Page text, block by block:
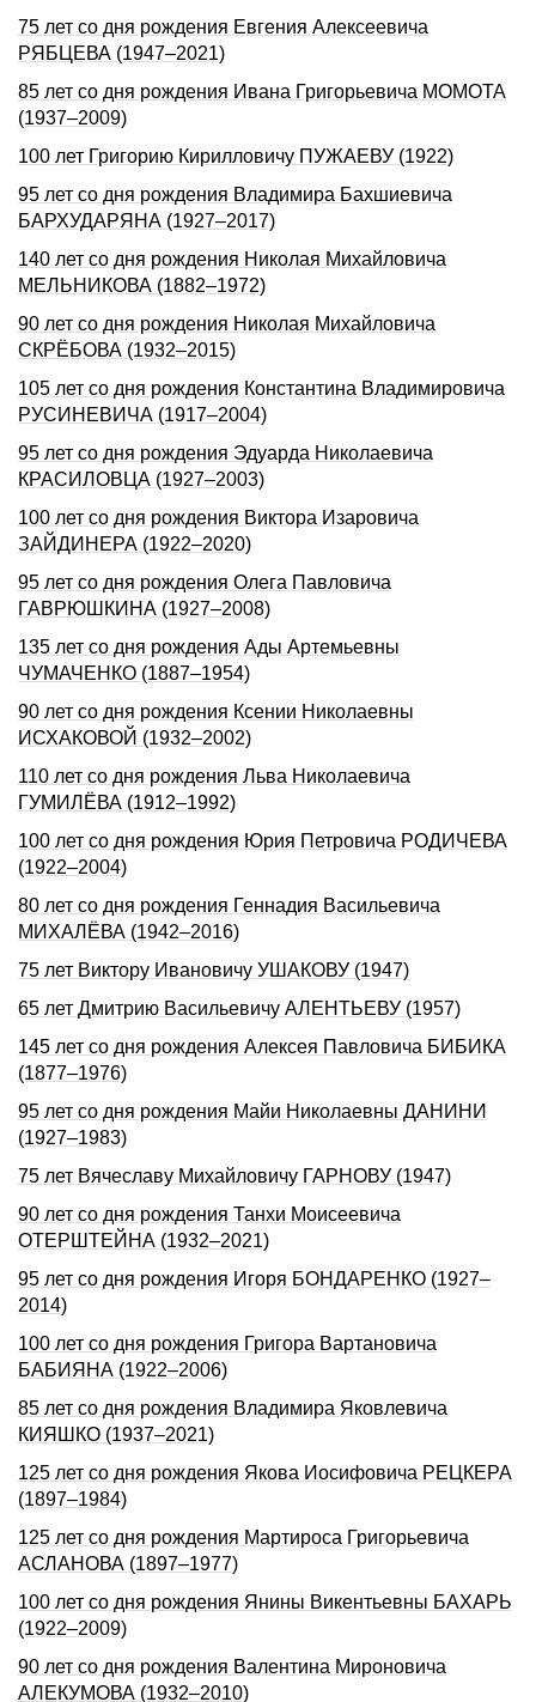
75 лет со дня рождения Евгения Алексеевича
РЯБЦЕВА (1947–2021)
85 лет со дня рождения Ивана Григорьевича МОМОТА
(1937–2009)
100 лет Григорию Кирилловичу ПУЖАЕВУ (1922)
95 лет со дня рождения Владимира Бахшиевича
БАРХУДАРЯНА (1927–2017)
140 лет со дня pождения Hиколая Михайловича
МЕЛЬHИКОВА (1882–1972)
90 лет со дня рождения Николая Михайловича
СКРЁБОВА (1932–2015)
105 лет со дня рождения Константина Владимировича
РУСИНЕВИЧА (1917–2004)
95 лет со дня рождения Эдуарда Николаевича
КРАСИЛОВЦА (1927–2003)
100 лет со дня рождения Виктора Изаровича
ЗАЙДИНЕРА (1922–2020)
95 лет со дня рождения Олега Павловича
ГАВРЮШКИНА (1927–2008)
135 лет со дня pождения Ады Аpтемьевны
ЧУМАЧЕHКО (1887–1954)
90 лет со дня рождения Ксении Николаевны
ИСХАКОВОЙ (1932–2002)
110 лет со дня рождения Льва Николаевича
ГУМИЛЁВА (1912–1992)
100 лет со дня рождения Юрия Петровича РОДИЧЕВА
(1922–2004)
80 лет со дня рождения Геннадия Васильевича
МИХАЛЁВА (1942–2016)
75 лет Виктору Ивановичу УШАКОВУ (1947)
65 лет Дмитрию Васильевичу АЛЕНТЬЕВУ (1957)
145 лет со дня рождения Алексея Павловича БИБИКА
(1877–1976)
95 лет со дня рождения Майи Николаевны ДАHИHИ
(1927–1983)
75 лет Вячеславу Михайловичу ГАРНОВУ (1947)
90 лет со дня рождения Танхи Моисеевича
ОТЕРШТЕЙНА (1932–2021)
95 лет со дня рождения Игоря БОНДАРЕHКО (1927–
2014)
100 лет со дня рождения Григора Вартановича
БАБИЯНА (1922–2006)
85 лет со дня рождения Владимира Яковлевича
КИЯШКО (1937–2021)
125 лет со дня рождения Якова Иосифовича РЕЦКЕРА
(1897–1984)
125 лет со дня рождения Мартироса Григорьевича
АСЛАНОВА (1897–1977)
100 лет со дня рождения Янины Викентьевны БАХАРЬ
(1922–2009)
90 лет со дня рождения Валентина Мироновича
АЛЕКУМОВА (1932–2010)